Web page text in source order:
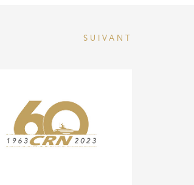
SUIVANT